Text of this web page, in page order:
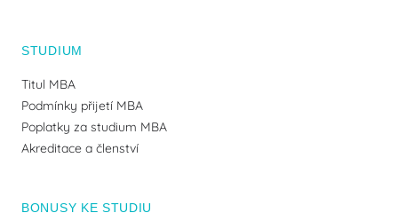
STUDIUM
Titul MBA
Podmínky přijetí MBA
Poplatky za studium MBA
Akreditace a členství
BONUSY KE STUDIU